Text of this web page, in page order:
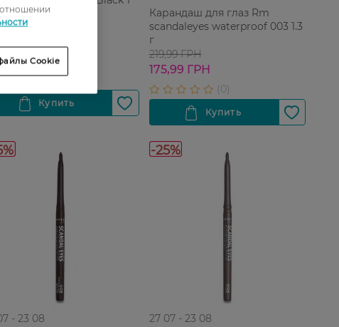
ГРН
Карандаш для глаз Rm
scandaleyes waterproof 003 1.3
г
219,99 ГРН
175,99 ГРН
- 23 08
-25%
27 07 - 23 08
Cookie